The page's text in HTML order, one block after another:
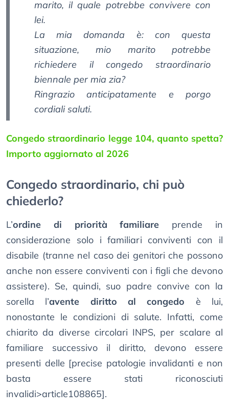
marito, il quale potrebbe convivere con
lei.
La mia domanda è: con questa
situazione, mio marito potrebbe
richiedere il congedo straordinario
biennale per mia zia?
Ringrazio anticipatamente e porgo
cordiali saluti.
Congedo straordinario legge 104, quanto spetta?
Importo aggiornato al 2026
Congedo straordinario, chi può
chiederlo?
L’ordine di priorità familiare prende in
considerazione solo i familiari conviventi con il
disabile (tranne nel caso dei genitori che possono
anche non essere conviventi con i figli che devono
assistere). Se, quindi, suo padre convive con la
sorella l’avente diritto al congedo è lui,
nonostante le condizioni di salute. Infatti, come
chiarito da diverse circolari INPS, per scalare al
familiare successivo il diritto, devono essere
presenti delle [precise patologie invalidanti e non
basta essere stati riconosciuti
invalidi>article108865].